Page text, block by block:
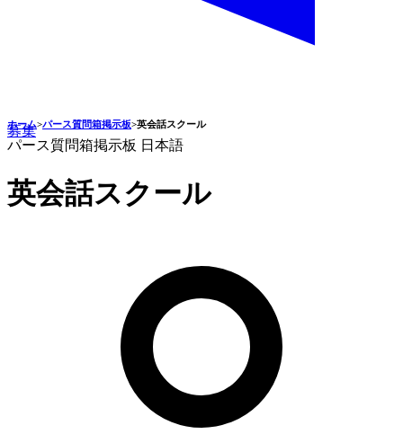
募集
ホーム>パース質問箱掲示板>英会話スクール
パース質問箱掲示板 日本語
英会話スクール